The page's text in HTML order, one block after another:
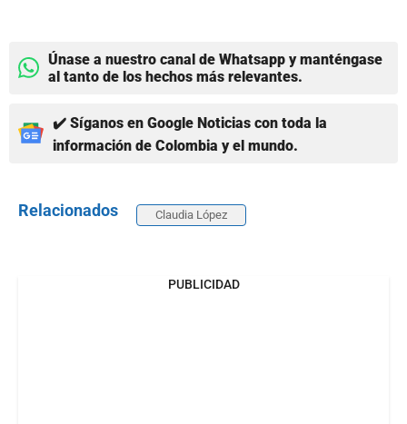
Únase a nuestro canal de Whatsapp y manténgase
al tanto de los hechos más relevantes.
✔️ Síganos en Google Noticias con toda la
información de Colombia y el mundo.
Relacionados Claudia López
PUBLICIDAD